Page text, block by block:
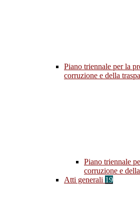
Piano triennale per la
corruzione e della
Piano triennale
corruzione e
Atti generali 19